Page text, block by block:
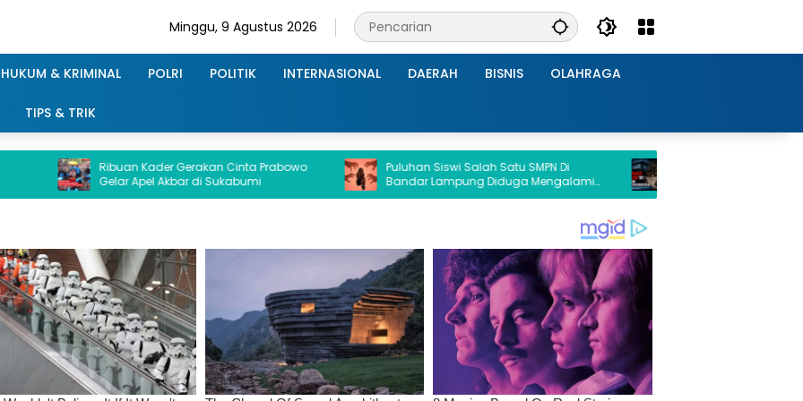
Minggu, 9 Agustus 2026
HUKUM & KRIMINAL POLRI POLITIK INTERNASIONAL DAERAH BISNIS OLAHRAGA
TIPS & TRIK
Ribuan Kader Gerakan Cinta Prabowo
Gelar Apel Akbar di Sukabumi
Puluhan Siswi Salah Satu SMPN Di
Bandar Lampung Diduga Mengalami
Pelecehan Oleh Oknum Satpam
Tembok Bisu Satreskrim Pringsewu
Sinyal PWRI Desak Presiden
Kotak Pandora Labkesda.